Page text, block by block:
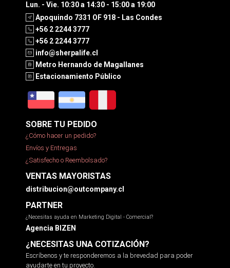
Lun. - Vie. 10:30 a 14:30 - 15:00 a 19:00
Apoquindo 7331 OF 918 - Las Condes
+56 2 2244 3777
+56 2 2244 3777
info@sherpalife.cl
Metro Hernando de Magallanes
Estacionamiento Público
SOBRE TU PEDIDO
¿Cómo hacer un pedido?
Envíos y Entregas
¿Satisfecho o Reembolsado?
VENTAS MAYORISTAS
distribucion@outcompany.cl
PARTNER
¿Necesitas ayuda en Marketing Digital - Comercial?
Agencia BIZEN
¿NECESITAS UNA COTIZACIÓN?
Escríbenos y te responderemos a la brevedad para poder
ayudarte en tu proyecto.